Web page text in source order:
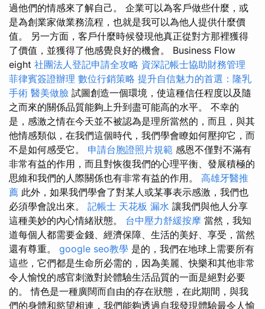
過他們的情感來了解自己。 企業可以為客戶做些什麼，或
是為創業家做業務流程，也就是我可以為他人提供什麼價
值。 另一方面，客戶什麼時候發現他真正從對方那裡獲得
了價值，並獲得了他感覺良好的機會。 Business Flow
eight 社團法人登記申請全攻略 資深記帳士協助財務管理
菲律賓簽證辦理 數位行銷策略 提升自信魅力的首選：隆乳
手術 醫美做臉 試圖創造一個環境，​​使這種信任程度以及隨
之而來的關係品質能夠上升到盡可能高的水平。 不幸的
是，感激之情在今天並不被認為是理所當然的，而且，與其
他情感類似，在我們這個時代，我們學會瞭如何壓抑它，而
不是如何感受它。 申請台胞證照片規範 感恩不僅對不滿有
非常有益的作用，而且對恢復我們的心理平衡、發展積極的
思維和我們的人際關係也有非常有益的作用。 高雄牙醫推
薦 此外，如果我們學會了對某人或某事表示感激，我們也
必須學會說出來。 記帳士 天花板 漏水 讓我們與他人分享
這種美妙的內心情緒狀態。 台中壓力舒緩按摩 當然，我知
道每個人都需要金錢、經濟保障、生活的美好、享受，當然
還有尊重。 google seo教學 是的，我們在地球上需要所有
這些，它們都是生命所必需的，因為美麗、快樂和其他非常
令人愉悅的感官刺激對於體驗生活品質的一面是絕對必要
的。 情色是一種廣闊而自由的存在狀態，在此期間，與我
們的身體和慾望相連，我們能夠透過自我發現體驗最令人愉